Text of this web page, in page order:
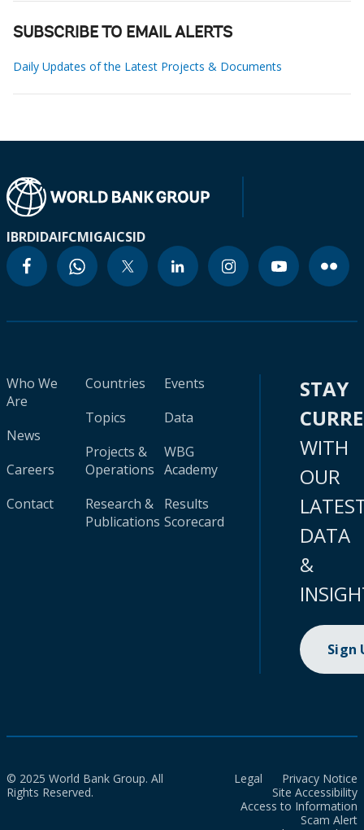
SUBSCRIBE TO EMAIL ALERTS
Daily Updates of the Latest Projects & Documents
IBRDIDAIFCMIGAICSID
Who We
Are
News
Careers
Contact
Countries
Topics
Projects &
Operations
Research &
Publications
Events
Data
WBG
Academy
Results
Scorecard
STAY
WITH
OUR
DATA
&
Sign
© 2025 World Bank Group. All
Rights Reserved.
Legal
Privacy Notice
Site Accessibility
Access to Information
Scam Alert